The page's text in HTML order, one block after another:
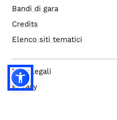
Bandi di gara
Credits
Elenco siti tematici
Note legali
Privacy